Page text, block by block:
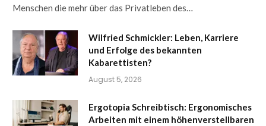
Menschen die mehr über das Privatleben des…
Wilfried Schmickler: Leben, Karriere
und Erfolge des bekannten
Kabarettisten?
August 5, 2026
Ergotopia Schreibtisch: Ergonomisches
Arbeiten mit einem höhenverstellbaren